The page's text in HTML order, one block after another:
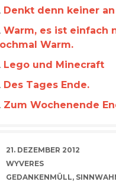
Denkt denn keiner an
Warm, es ist einfach
Warm.
Lego und Minecraft
Des Tages Ende.
Zum Wochenende
VERABREDUNG
21. DEZEMBER 2012
VERFASSER
WYVERES
CATEGORIES
GEDANKENMÜLL,